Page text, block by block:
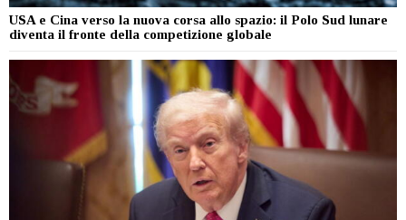
USA e Cina verso la nuova corsa allo spazio: il Polo Sud lunare
diventa il fronte della competizione globale